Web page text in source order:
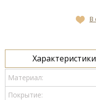
В
Характеристики
Материал:
Покрытие: